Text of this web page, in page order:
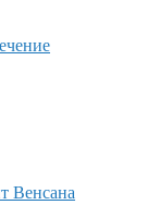
Венсана